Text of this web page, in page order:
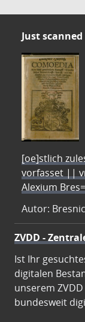
Just scanned
[oe]stlich
vorfasset ||
Alexium
Autor:
ZVDD -
Ist Ihr
digitalen
unserem
bundesweit